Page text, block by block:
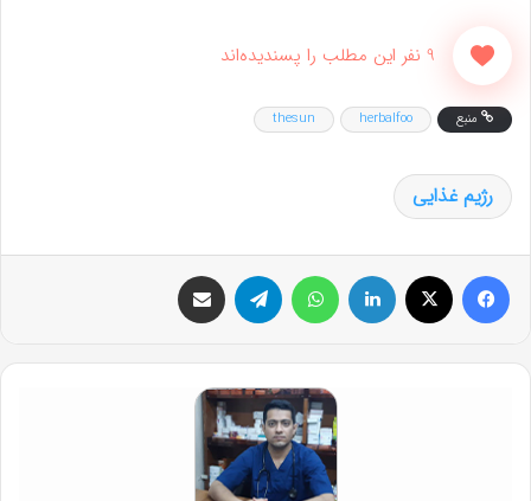
9 نفر این مطلب را پسندیده‌اند
منبع herbalfoo
thesun
رژیم غذایی